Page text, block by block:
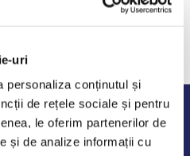
uri
personaliza conținutul și
de rețele sociale și pentru
le oferim partenerilor de
și de analize informații cu